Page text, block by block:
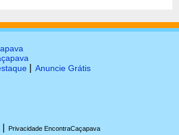
Anuncie Grátis
Privacidade EncontraCaçapava